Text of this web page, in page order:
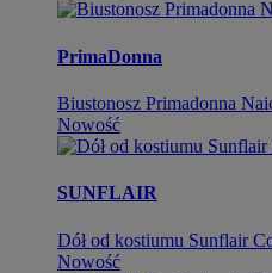
PrimaDonna
Biustonosz Primadonna
Nowość
SUNFLAIR
Dół od kostiumu Sunflair
Nowość